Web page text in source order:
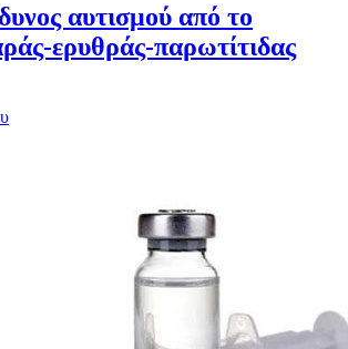
αυτισμού από το
ερυθράς-παρωτίτιδας